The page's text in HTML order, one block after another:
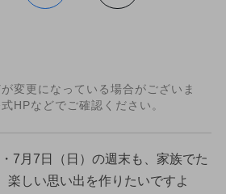
変更になっている場合がございま
HPなどでご確認ください。
7月7日（日）の週末も、家族でた
楽しい思い出を作りたいですよ